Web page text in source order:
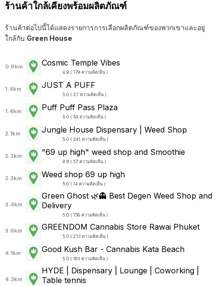
ร้านค้าใกล้เคียงพร้อมผลิตภัณฑ์
ร้านค้าต่อไปนี้ได้แสดงรายการการเลือกผลิตภัณฑ์ของพวกเขาและอยู่
ใกล้กับ Green House
0.9km Cosmic Temple Vibes
4.9 ( 179 ความคิดเห็น )
1.4km JUST A PUFF
5.0 ( 27 ความคิดเห็น )
1.4km Puff Puff Pass Plaza
5.0 ( 54 ความคิดเห็น )
2.1km Jungle House Dispensary | Weed Shop
5.0 ( 241 ความคิดเห็น )
2.3km "69 up high" weed shop and Smoothie
4.9 ( 57 ความคิดเห็น )
2.3km Weed shop 69 up high
5.0 ( 14 ความคิดเห็น )
3.4km
Green Ghost 🌿👻 Best Degen Weed Shop and
Delivery
5.0 ( 158 ความคิดเห็น )
3.6km GREENDOM Cannabis Store Rawai Phuket
5.0 ( 213 ความคิดเห็น )
4.1km Good Kush Bar - Cannabis Kata Beach
5.0 ( 163 ความคิดเห็น )
4.3km
HYDE | Dispensary | Lounge | Coworking |
Table tennis